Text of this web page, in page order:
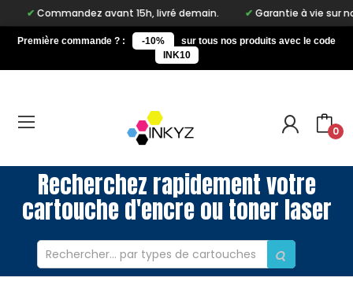
Commandez avant 15h, livré demain. Garantie à vie sur notre
Première commande ? : -10%
sur tous nos produits avec le code
INK10
0
Recherchez rapidement votre
cartouche d'encre ou toner laser